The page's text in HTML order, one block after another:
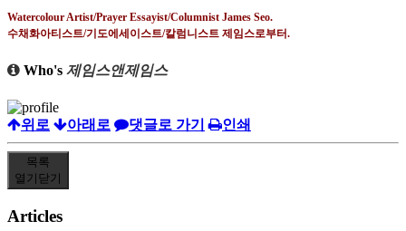
Watercolour Artist/Prayer Essayist/Columnist James Seo.
수채화아티스트/기도에세이스트/칼럼니스트 제임스로부터.
Who's 제임스앤제임스
위로 아래로 댓글로 가기 인쇄
목록
열기 닫기
Articles